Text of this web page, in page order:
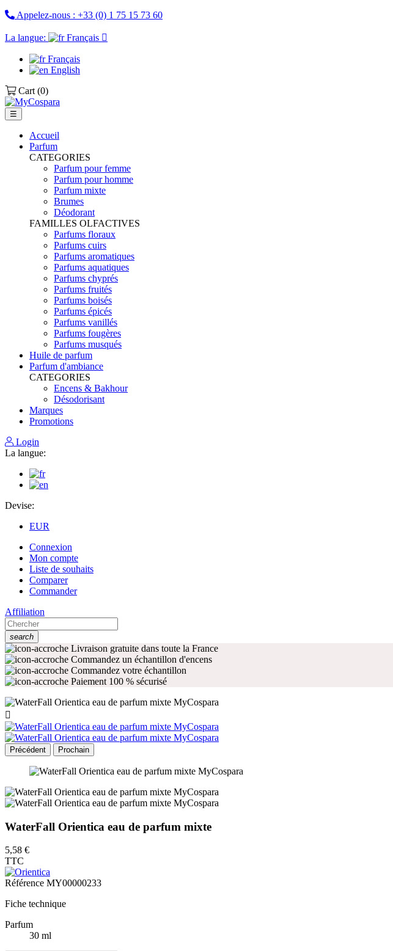
Appelez-nous : +33 (0) 1 75 15 73 60
La langue: Français 
Français
English
Cart (0)
Basculer
la
navigation
☰
Accueil
Parfum
CATEGORIES
Parfum pour femme
Parfum pour homme
Parfum mixte
Brumes
Déodorant
FAMILLES OLFACTIVES
Parfums floraux
Parfums cuirs
Parfums aromatiques
Parfums aquatiques
Parfums chyprés
Parfums fruités
Parfums boisés
Parfums épicés
Parfums vanillés
Parfums fougères
Parfums musqués
Huile de parfum
Parfum d'ambiance
CATEGORIES
Encens & Bakhour
Désodorisant
Marques
Promotions
Login
La langue:
Devise:
EUR
Connexion
Mon compte
Liste de souhaits
Comparer
Commander
Affiliation
search
Livraison gratuite dans toute la France
Commandez un échantillon d'encens
Commandez votre échantillon
Paiement 100 % sécurisé

Précédent Prochain
WaterFall Orientica eau de parfum mixte
5,58 €
TTC
Référence MY00000233
Fiche technique
Parfum
30 ml